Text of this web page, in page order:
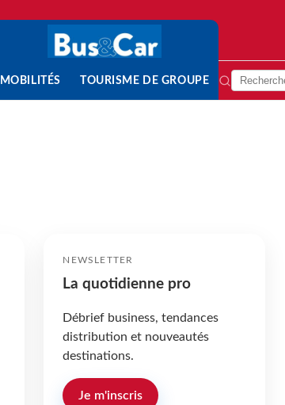
MOBILITÉS TOURISME DE GROUPE
NEWSLETTER
La quotidienne pro
Débrief business, tendances
distribution et nouveautés
destinations.
Je m'inscris